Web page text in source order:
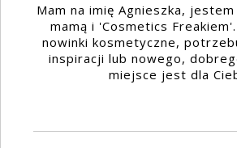
Mam na imię Agnieszka,
mamą i 'Cosmetics
nowinki kosmetyczne,
inspiracji lub nowego,
miejsce jest dla